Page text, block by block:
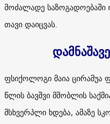
მოძალადე საზოგადოებაში
თავი დაიცვას.
ფსიქოლოგი მაია
წლის ბავშვი მშობლის
მსხვერპლი ხდება, ამაზე